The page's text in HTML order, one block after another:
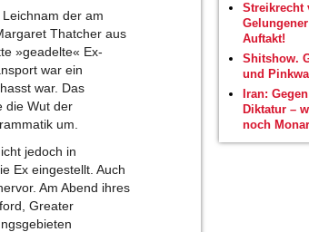
der am
Thatcher aus
»geadelte« Ex-
war ein
war. Das
die Wut der
um.
jedoch in
Ex eingestellt. Auch
Am Abend ihres
Greater
Streikrecht
Auftakt!
Shitshow.
und
Iran:
Diktatur –
noch